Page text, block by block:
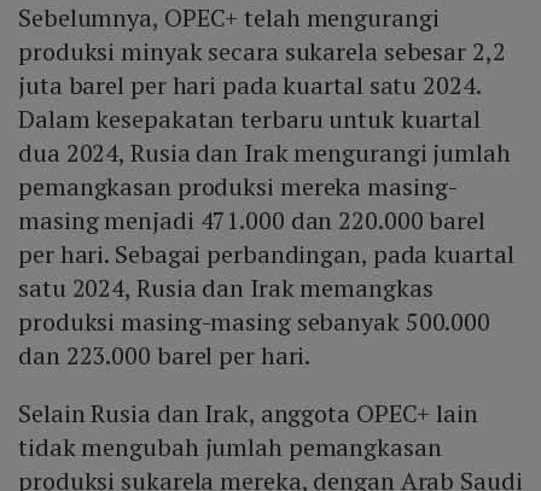
Sebelumnya, OPEC+ telah mengurangi
produksi minyak secara sukarela sebesar 2,2
juta barel per hari pada kuartal satu 2024.
Dalam kesepakatan terbaru untuk kuartal
dua 2024, Rusia dan Irak mengurangi jumlah
pemangkasan produksi mereka masing-
masing menjadi 471.000 dan 220.000 barel
per hari. Sebagai perbandingan, pada kuartal
satu 2024, Rusia dan Irak memangkas
produksi masing-masing sebanyak 500.000
dan 223.000 barel per hari.
Selain Rusia dan Irak, anggota OPEC+ lain
tidak mengubah jumlah pemangkasan
produksi sukarela mereka, dengan Arab Saudi